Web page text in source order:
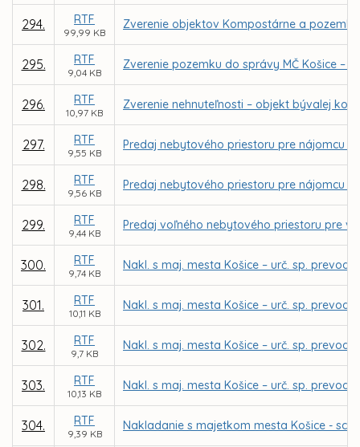
294. RTF
99,99 KB
Zverenie objektov Kompostárne a
295. RTF
9,04 KB
Zverenie pozemku do správy MČ Košice –
296. RTF
10,97 KB
Zverenie nehnuteľnosti – objekt bývalej
297. RTF
9,55 KB
Predaj nebytového priestoru pre nájomcu
298. RTF
9,56 KB
Predaj nebytového priestoru pre nájomcu
299. RTF
9,44 KB
Predaj voľného nebytového priestoru pre
300. RTF
9,74 KB
Nakl. s maj. mesta Košice – urč. sp.
301. RTF
10,11 KB
Nakl. s maj. mesta Košice – urč. sp.
302. RTF
9,7 KB
Nakl. s maj. mesta Košice – urč. sp.
303. RTF
10,13 KB
Nakl. s maj. mesta Košice – urč. sp.
304. RTF
9,39 KB
Nakladanie s majetkom mesta Košice -